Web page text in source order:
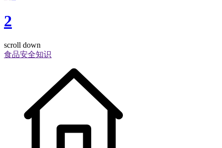
2
scroll down
食品安全知识